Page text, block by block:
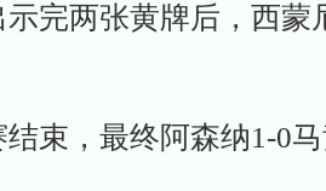
两张黄牌后，西蒙
，最终阿森纳1-0马